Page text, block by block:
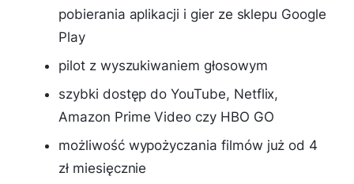
pobierania aplikacji i gier ze sklepu Google
Play
pilot z wyszukiwaniem głosowym
szybki dostęp do YouTube, Netflix,
Amazon Prime Video czy HBO GO
możliwość wypożyczania filmów już od 4
zł miesięcznie